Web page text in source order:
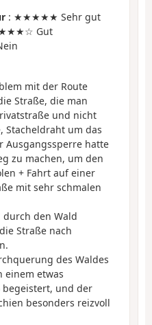
: ★★★★★ Sehr gut
Gut
mit der Route
Straße, die man
und nicht
Stacheldraht um das
Ausgangssperre hatte
zu machen, um den
+ Fahrt auf einer
mit sehr schmalen
den Wald
Straße nach
des Waldes
einem etwas
begeistert, und der
besonders reizvoll